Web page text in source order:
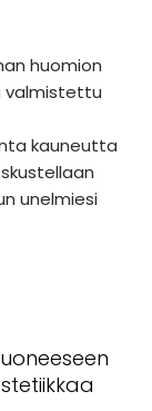
huomion
valmistettu
kauneutta
unelmiesi